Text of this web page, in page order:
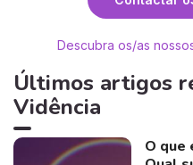
Descubra os/as
Últimos artigos
Vidência
O que